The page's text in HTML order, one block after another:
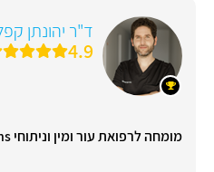
ד"ר יהונתן
4.9
מומחה לרפואת עור ומין וניתוחי Mohs (מוהז/מוז)